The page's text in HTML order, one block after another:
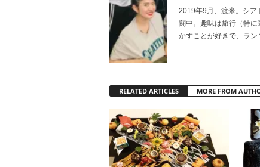
2019年9月、渡米。シア
闘中。趣味は旅行（特
かすことが好きで、ラン
RELATED ARTICLES MORE FROM